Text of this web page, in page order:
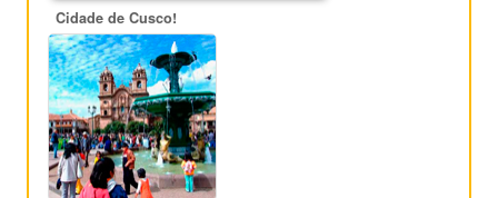
Cidade de Cusco!